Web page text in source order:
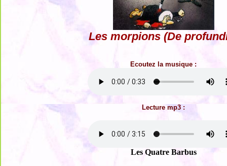
Les morpions (De
Ecoutez la musique :
Lecture mp3 :
Les Quatre Barbus